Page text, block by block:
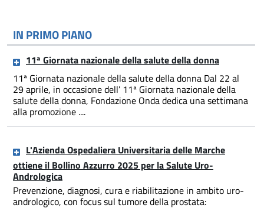
IN PRIMO PIANO
11ª Giornata nazionale della salute della donna
11ª Giornata nazionale della salute della donna Dal 22 al
29 aprile, in occasione dell’ 11ª Giornata nazionale della
salute della donna, Fondazione Onda dedica una settimana
alla promozione ....
L'Azienda Ospedaliera Universitaria delle Marche
ottiene il Bollino Azzurro 2025 per la Salute Uro-
Andrologica
Prevenzione, diagnosi, cura e riabilitazione in ambito uro-
andrologico, con focus sul tumore della prostata: